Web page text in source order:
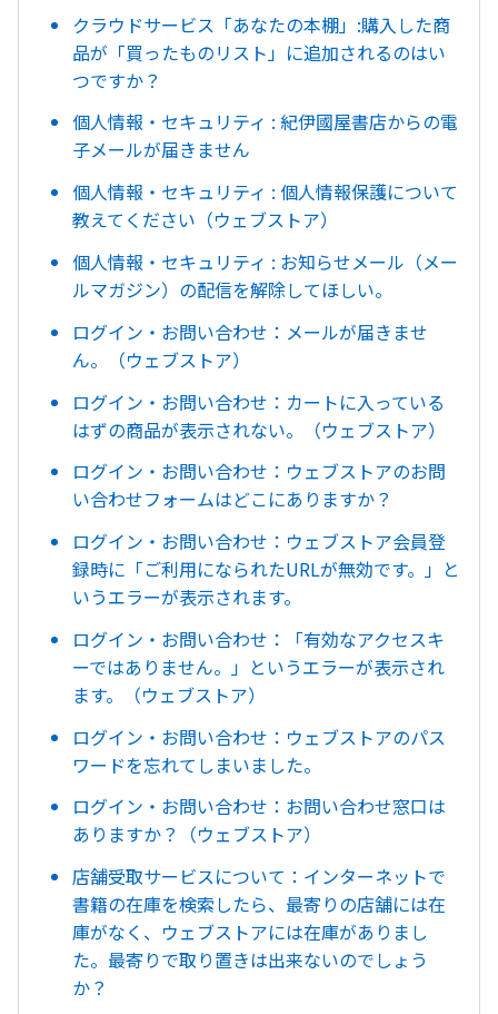
クラウドサービス「あなたの本棚」:購入した商
品が「買ったものリスト」に追加されるのはい
つですか？
個人情報・セキュリティ : 紀伊國屋書店からの電
子メールが届きません
個人情報・セキュリティ : 個人情報保護について
教えてください（ウェブストア）
個人情報・セキュリティ : お知らせメール（メー
ルマガジン）の配信を解除してほしい。
ログイン・お問い合わせ：メールが届きませ
ん。（ウェブストア）
ログイン・お問い合わせ：カートに入っている
はずの商品が表示されない。（ウェブストア）
ログイン・お問い合わせ：ウェブストアのお問
い合わせフォームはどこにありますか？
ログイン・お問い合わせ：ウェブストア会員登
録時に「ご利用になられたURLが無効です。」と
いうエラーが表示されます。
ログイン・お問い合わせ：「有効なアクセスキ
ーではありません。」というエラーが表示され
ます。（ウェブストア）
ログイン・お問い合わせ：ウェブストアのパス
ワードを忘れてしまいました。
ログイン・お問い合わせ：お問い合わせ窓口は
ありますか？（ウェブストア）
店舗受取サービスについて：インターネットで
書籍の在庫を検索したら、最寄りの店舗には在
庫がなく、ウェブストアには在庫がありまし
た。最寄りで取り置きは出来ないのでしょう
か？